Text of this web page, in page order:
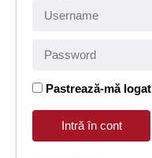
Pastrează-mă logat